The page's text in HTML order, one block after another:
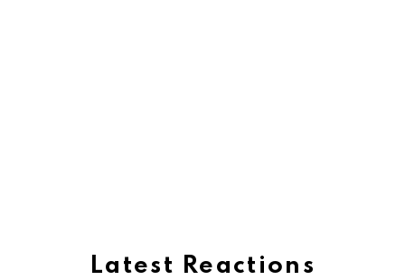
Latest Reactions